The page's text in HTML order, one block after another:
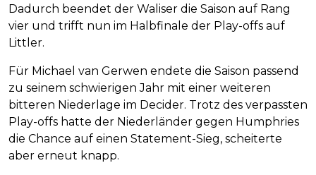
Dadurch beendet der Waliser die Saison auf Rang
vier und trifft nun im Halbfinale der Play-offs auf
Littler.
Für Michael van Gerwen endete die Saison passend
zu seinem schwierigen Jahr mit einer weiteren
bitteren Niederlage im Decider. Trotz des verpassten
Play-offs hatte der Niederländer gegen Humphries
die Chance auf einen Statement-Sieg, scheiterte
aber erneut knapp.